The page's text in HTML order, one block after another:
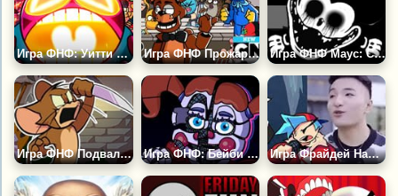
Игра ФНФ: Уитти Баллистик Игра ФНФ Прожарка: Фредди и Бенди против Хаги Ваги Игра ФНФ Маус: Суицидальная Мышь 2
Игра ФНФ Подвальное Шоу: Том и Джерри Крипипаста Игра ФНФ: Бейби ФНАФ Игра Фрайдей Найт Фанкин: Супер Айдол